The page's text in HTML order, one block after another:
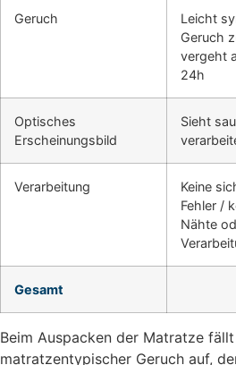
Geruch
Leicht
Geruch
vergeht
24h
Optisches
Erscheinungsbild
Sieht
Verarbeitung
Keine
Fehler /
Nähte
Gesamt
Beim Auspacken der Matratze
matratzentypischer Geruch auf,